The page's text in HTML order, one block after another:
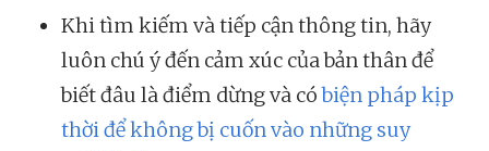
Khi tìm kiếm và tiếp cận thông tin, hãy
luôn chú ý đến cảm xúc của bản thân để
biết đâu là điểm dừng và cóbiện pháp kịp
thời để không bị cuốn vào những suy